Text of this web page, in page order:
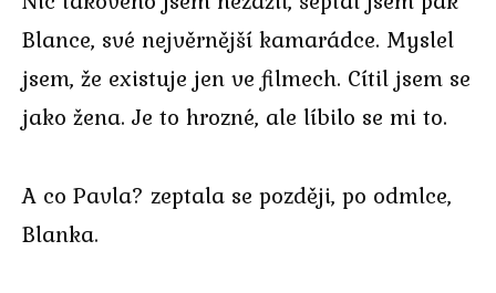
Blance, své nejvěrnější kamarádce. Myslel
jsem, že existuje jen ve filmech. Cítil jsem se
jako žena. Je to hrozné, ale líbilo se mi to.
A co Pavla? zeptala se později, po odmlce,
Blanka.